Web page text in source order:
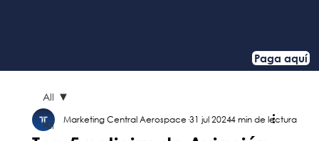
Paga aquí
All
All
Marketing Central Aerospace 31 jul 20244 min de lectura